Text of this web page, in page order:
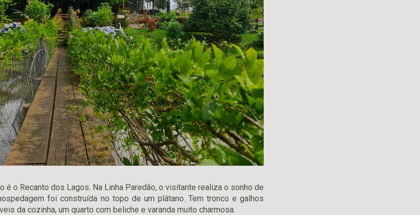
é o Recanto dos Lagos. Na Linha Paredão, o visitante realiza o sonho de
foi construída no topo de um plátano. Tem tronco e galhos
da cozinha, um quarto com beliche e varanda muito charmosa.